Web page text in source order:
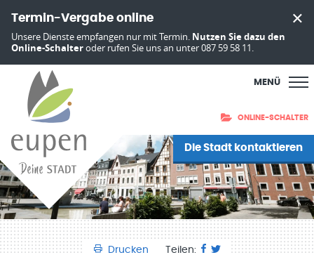
Termin-Vergabe online
Unsere Dienste empfangen nur mit Termin. Nutzen Sie dazu den
Online-Schalteroder rufen Sie uns an unter 087 59 58 11.
MENÜ
ONLINE-SCHALTER
Die Stadt kontaktieren
Drucken
Teilen: